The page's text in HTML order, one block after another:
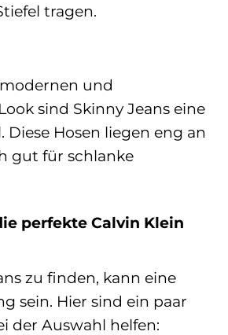
tragen.
und
sind Skinny Jeans eine
Diese Hosen liegen eng an
gut für schlanke
perfekte Calvin Klein
zu finden, kann eine
sein. Hier sind ein paar
der Auswahl helfen: